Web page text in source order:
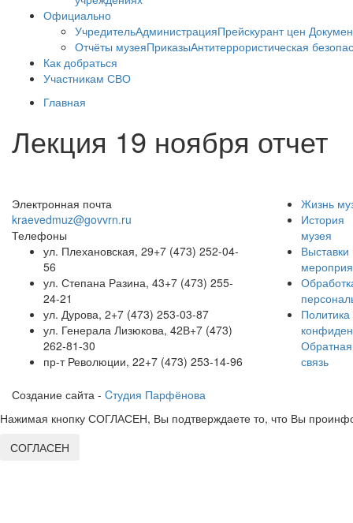
Официально
УчредительАдминистрацияПрейскурант цен
Отчёты музеяПриказыАнтитеррористическая
Как добраться
Участникам СВО
Главная
Лекция 19 ноября отчет
Электронная почта
kraevedmuz@govvrn.ru
Телефоны
ул. Плехановская, 29+7 (473) 252-04-
56
ул. Степана Разина, 43+7 (473) 255-
24-21
ул. Дурова, 2+7 (473) 253-03-87
ул. Генерала Лизюкова, 42В+7 (473)
262-81-30
пр-т Революции, 22+7 (473) 253-14-96
Жизнь
История
музея
Выставки
Политика
Обратная
связь
Создание сайта - Cтудия Парфёнова
Нажимая кнопку СОГЛАСЕН, Вы подтверждаете то, что Вы
СОГЛАСЕН